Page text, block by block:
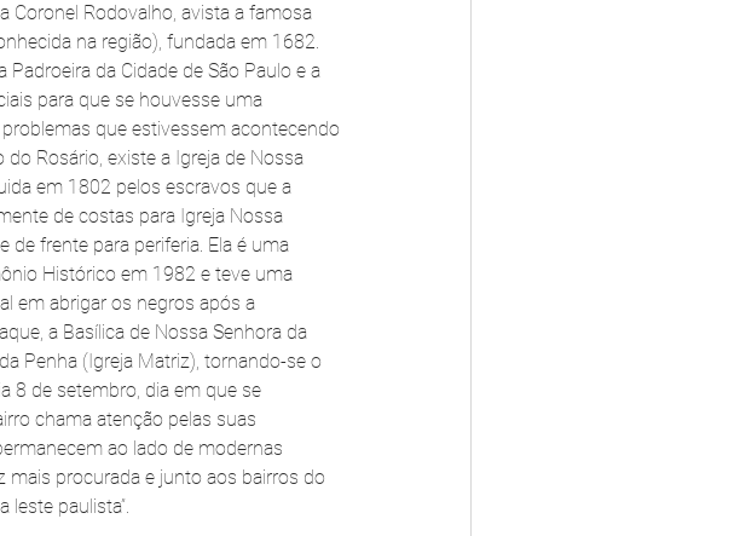
Coronel Rodovalho, avista a famosa
na região), fundada em 1682.
da Cidade de São Paulo e a
para que se houvesse uma
que estivessem acontecendo
Rosário, existe a Igreja de Nossa
em 1802 pelos escravos que a
de costas para Igreja Nossa
de frente para periferia. Ela é uma
Histórico em 1982 e teve uma
em abrigar os negros após a
a Basílica de Nossa Senhora da
Penha (Igreja Matriz), tornando-se o
8 de setembro, dia em que se
chama atenção pelas suas
ao lado de modernas
mais procurada e junto aos bairros do
leste paulista”.